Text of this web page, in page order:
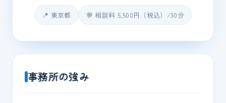
📍 東京都 💬 相談料 5,500円（税込）/30分
事務所の強み